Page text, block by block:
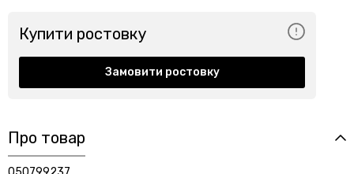
Купити ростовку
Замовити ростовку
Про товар